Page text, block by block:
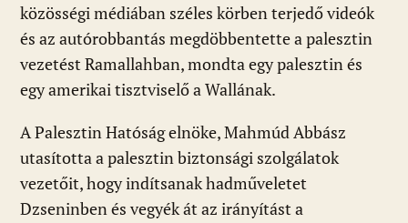
közösségi médiában széles körben terjedő videók
és az autórobbantás megdöbbentette a palesztin
vezetést Ramallahban, mondta egy palesztin és
egy amerikai tisztviselő a Wallának.
A Palesztin Hatóság elnöke, Mahmúd Abbász
utasította a palesztin biztonsági szolgálatok
vezetőit, hogy indítsanak hadműveletet
Dzseninben és vegyék át az irányítást a